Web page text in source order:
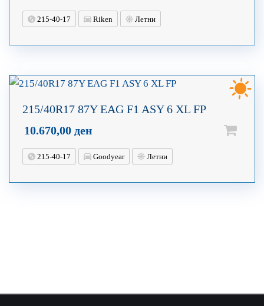
215-40-17 Riken Летни
215/40R17 87Y EAG F1 ASY 6 XL FP
10.670,00 ден
215-40-17 Goodyear Летни